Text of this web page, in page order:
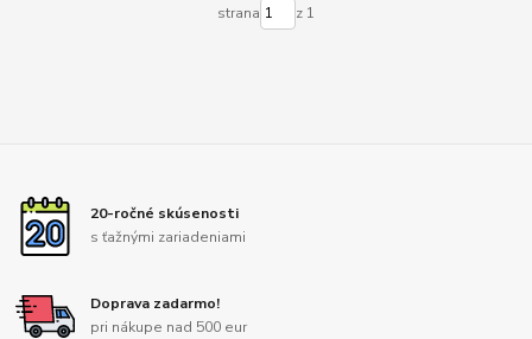
strana z 1
20-ročné skúsenosti
s ťažnými zariadeniami
Doprava zadarmo!
pri nákupe nad 500 eur